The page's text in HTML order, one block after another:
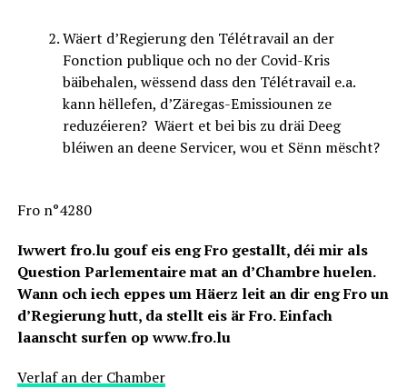
Wäert d’Regierung den Télétravail an der
Fonction publique och no der Covid-Kris
bäibehalen, wëssend dass den Télétravail e.a.
kann hëllefen, d’Zäregas-Emissiounen ze
reduzéieren? Wäert et bei bis zu dräi Deeg
bléiwen an deene Servicer, wou et Sënn mëscht?
Fro n°4280
Iwwert fro.lu gouf eis eng Fro gestallt, déi mir als
Question Parlementaire mat an d’Chambre huelen.
Wann och iech eppes um Häerz leit an dir eng Fro un
d’Regierung hutt, da stellt eis är Fro. Einfach
laanscht surfen op www.fro.lu
Verlaf an der Chamber